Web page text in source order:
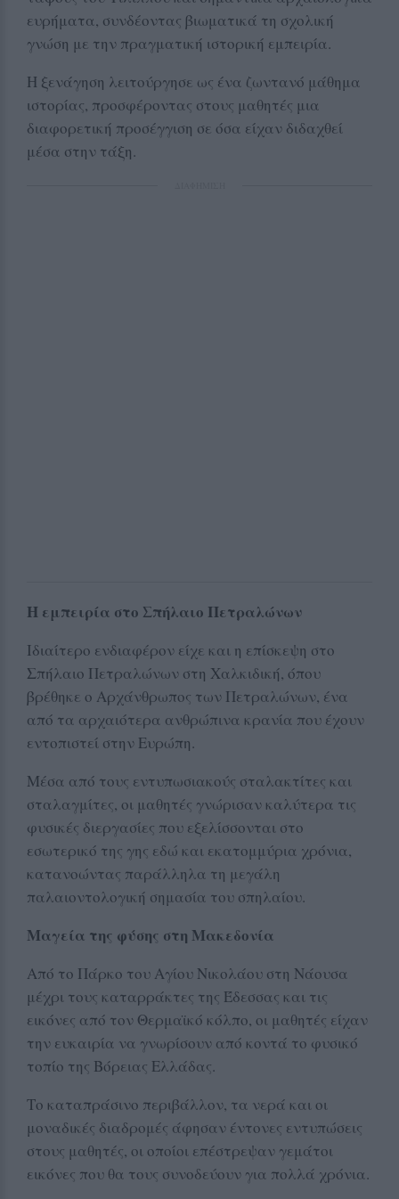
ευρήματα, συνδέοντας βιωματικά τη σχολική
γνώση με την πραγματική ιστορική εμπειρία.
Η ξενάγηση λειτούργησε ως ένα ζωντανό μάθημα
ιστορίας, προσφέροντας στους μαθητές μια
διαφορετική προσέγγιση σε όσα είχαν διδαχθεί
μέσα στην τάξη.
Η εμπειρία στο Σπήλαιο Πετραλώνων
Ιδιαίτερο ενδιαφέρον είχε και η επίσκεψη στο
Σπήλαιο Πετραλώνων στη Χαλκιδική, όπου
βρέθηκε ο Αρχάνθρωπος των Πετραλώνων, ένα
από τα αρχαιότερα ανθρώπινα κρανία που έχουν
εντοπιστεί στην Ευρώπη.
Μέσα από τους εντυπωσιακούς σταλακτίτες και
σταλαγμίτες, οι μαθητές γνώρισαν καλύτερα τις
φυσικές διεργασίες που εξελίσσονται στο
εσωτερικό της γης εδώ και εκατομμύρια χρόνια,
κατανοώντας παράλληλα τη μεγάλη
παλαιοντολογική σημασία του σπηλαίου.
Μαγεία της φύσης στη Μακεδονία
Από το Πάρκο του Αγίου Νικολάου στη Νάουσα
μέχρι τους καταρράκτες της Έδεσσας και τις
εικόνες από τον Θερμαϊκό κόλπο, οι μαθητές είχαν
την ευκαιρία να γνωρίσουν από κοντά το φυσικό
τοπίο της Βόρειας Ελλάδας.
Το καταπράσινο περιβάλλον, τα νερά και οι
μοναδικές διαδρομές άφησαν έντονες εντυπώσεις
στους μαθητές, οι οποίοι επέστρεψαν γεμάτοι
εικόνες που θα τους συνοδεύουν για πολλά χρόνια.